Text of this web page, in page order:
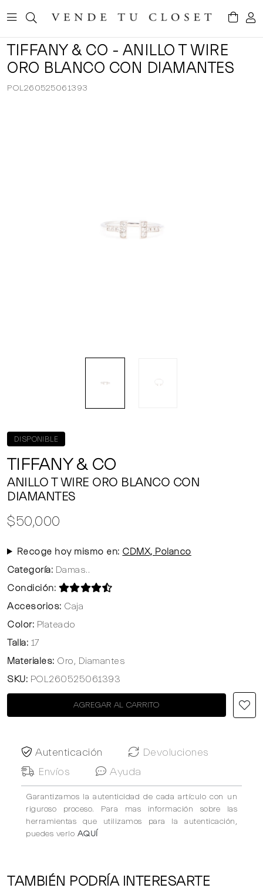
TIFFANY & CO - ANILLO T WIRE
ORO BLANCO CON DIAMANTES
POL260525061393
DISPONIBLE
TIFFANY & CO
ANILLO T WIRE ORO BLANCO CON
DIAMANTES
$50,000
Recoge hoy mismo en: CDMX, Polanco
Categoría: Damas..
Condición:
Accesorios: Caja
Color: Plateado
Talla: 17
Materiales: Oro, Diamantes
SKU: POL260525061393
AGREGAR AL CARRITO
Autenticación
Devoluciones
Envíos
Ayuda
Garantizamos la autenticidad de cada artículo con un
riguroso proceso. Para mas información sobre las
herramientas que utilizamos para la autenticación,
puedes verlo AQUÍ
TAMBIÉN PODRÍA INTERESARTE